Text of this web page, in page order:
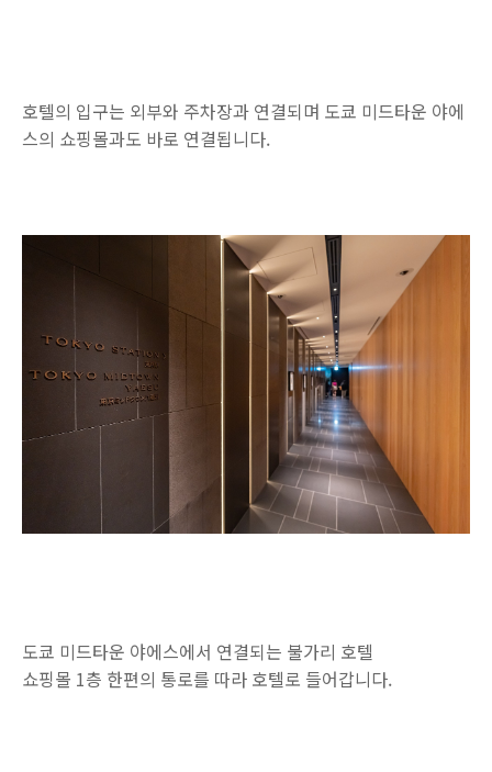
호텔의 입구는 외부와 주차장과 연결되며 도쿄 미드타운 야에
스의 쇼핑몰과도 바로 연결됩니다.
도쿄 미드타운 야에스에서 연결되는 불가리 호텔
쇼핑몰 1층 한편의 통로를 따라 호텔로 들어갑니다.